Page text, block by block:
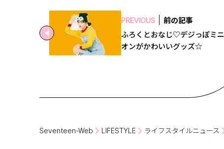
PREVIOUS
前の記事
ふろくとおなじ♡デジっぽミニ
オンがかわいいグッズ☆
Seventeen-Web LIFESTYLE ライフスタイルニュース